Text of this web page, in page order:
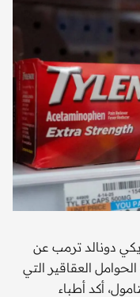
دونالد ترمب عن
العقاقير التي
أكد أطباء